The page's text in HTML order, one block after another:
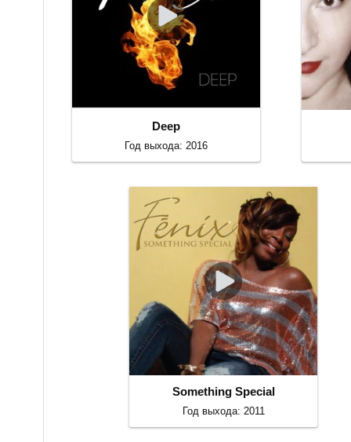
Deep
Год выхода: 2016
Something Special
Год выхода: 2011